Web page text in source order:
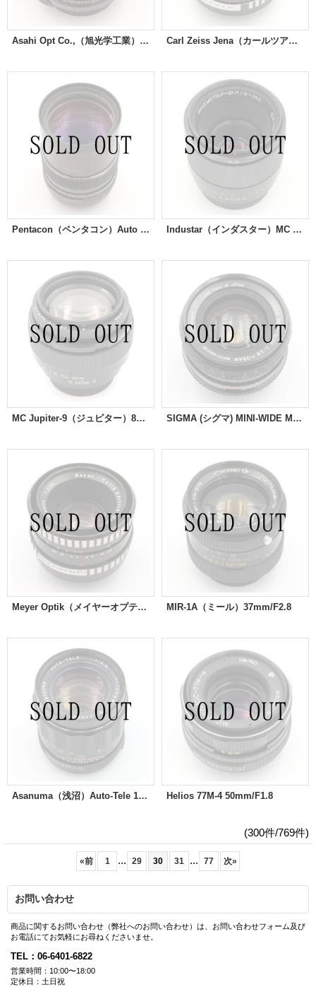
Asahi Opt Co.,（旭光学工業）Super-Takumar（タクマー）55mm/F2 Carl Zeiss Jena（カールツアイス イエナ）DDR Flektogon（フレクトゴン）35mm / F2.8
Pentacon（ペンタコン）Auto MC 135mm/F2.8 Industar（インダスター）MC Industar 61 L/Z 50mm/F2.8
MC Jupiter-9（ジュピター）85mm/F2 SIGMA (シグマ) MINI-WIDE MULTI-COATED 28mm/F2.8
Meyer Optik（メイヤーオプティック）Oreston（オレストン）50mm/F1.8 ゼブラ MIR-1A（ミール）37mm/F2.8
Asanuma（浅沼）Auto-Tele 100mm/F2.8 Helios 77M-4 50mm/F1.8
(300件/769件)
«前 1 ... 29 30 31 ... 77 次»
お問い合わせ
商品に関するお問い合わせ（弊社へのお問い合わせ）は、お問い合わせフォーム及び
お電話にてお気軽にお尋ねくださいませ。
TEL：06-6401-6822
営業時間：10:00〜18:00
定休日：土日祝